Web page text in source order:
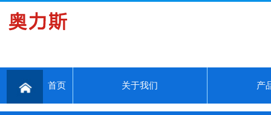
首页 关于我们 产